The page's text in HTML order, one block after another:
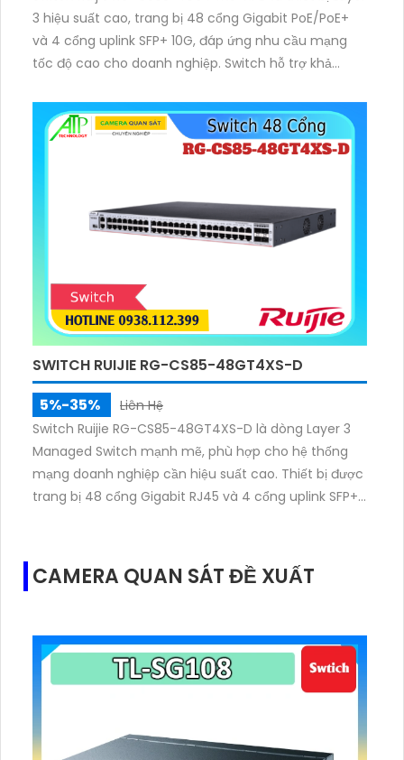
3 hiệu suất cao, trang bị 48 cổng Gigabit PoE/PoE+
và 4 cổng uplink SFP+ 10G, đáp ứng nhu cầu mạng
tốc độ cao cho doanh nghiệp. Switch hỗ trợ khả
Mpps, bảng MAC 32K, bộ nhớ đệm 24 MB và công
suất PoE tối đa 740W, dễ dàng cấp nguồn cho
camera IP, VoIP, Access Point.
SWITCH RUIJIE RG-CS85-48GT4XS-D
5%-35%
Liên Hệ
Switch Ruijie RG-CS85-48GT4XS-D là dòng Layer 3
Managed Switch mạnh mẽ, phù hợp cho hệ thống
mạng doanh nghiệp cần hiệu suất cao. Thiết bị được
trang bị 48 cổng Gigabit RJ45 và 4 cổng uplink SFP+
CAMERA QUAN SÁT ĐỀ XUẤT